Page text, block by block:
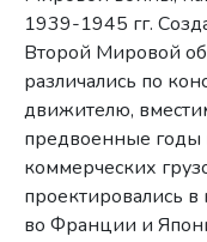
1939-1945 гг.
Второй Мировой
различались по
движителю,
предвоенные годы
коммерческих
проектировались
во Франции и